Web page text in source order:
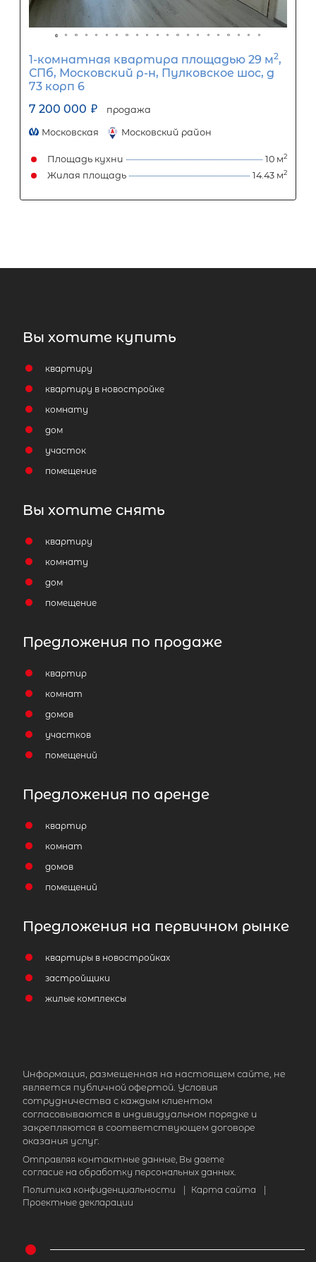
1-комнатная квартира площадью
СПб, Калининский р-н,
7 999 000 ₽ продажа
Лесная
Площадь кухни
Жилая площадь
Затрудняетесь с выбором?
Популярное
2-комнатная квартира площадью
СПб, Калининский р-н,
просп, д 104 корп 2
7 500 000
Жилая площадь
Вы хотите купить
квартиру
квартиру в новостройке
комнату
дом
участок
помещение
Вы хотите снять
квартиру
комнату
дом
помещение
Предложения по продаже
квартир
комнат
домов
участков
помещений
Предложения по аренде
квартир
комнат
домов
помещений
Предложения на первичном рынке
квартиры в новостройках
застройщики
жилые комплексы
Информация, размещенная на настоящем сайте, не
является публичной офертой. Условия
сотрудничества с каждым клиентом
согласовываются в индивидуальном порядке и
закрепляются в соответствующем договоре
оказания услуг.
Отправляя контактные данные, Вы даете
согласие на обработку персональных данных.
Политика конфиденциальности
Карта сайта
Проектные декларации